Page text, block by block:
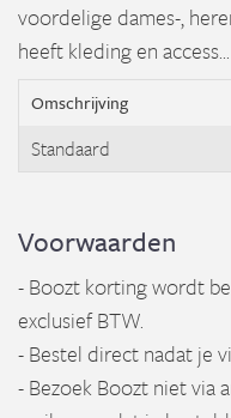
voordelige dames-,
heeft kleding en access...
Omschrijving
Standaard
Voorwaarden
- Boozt korting wordt
exclusief BTW.
- Bestel direct nadat je
- Bezoek Boozt niet via